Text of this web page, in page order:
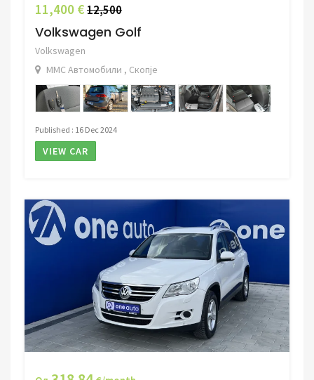
11,400 €12,500
Volkswagen Golf
Volkswagen
ММС Автомобили , Скопје
Published : 16 Dec 2024
VIEW CAR